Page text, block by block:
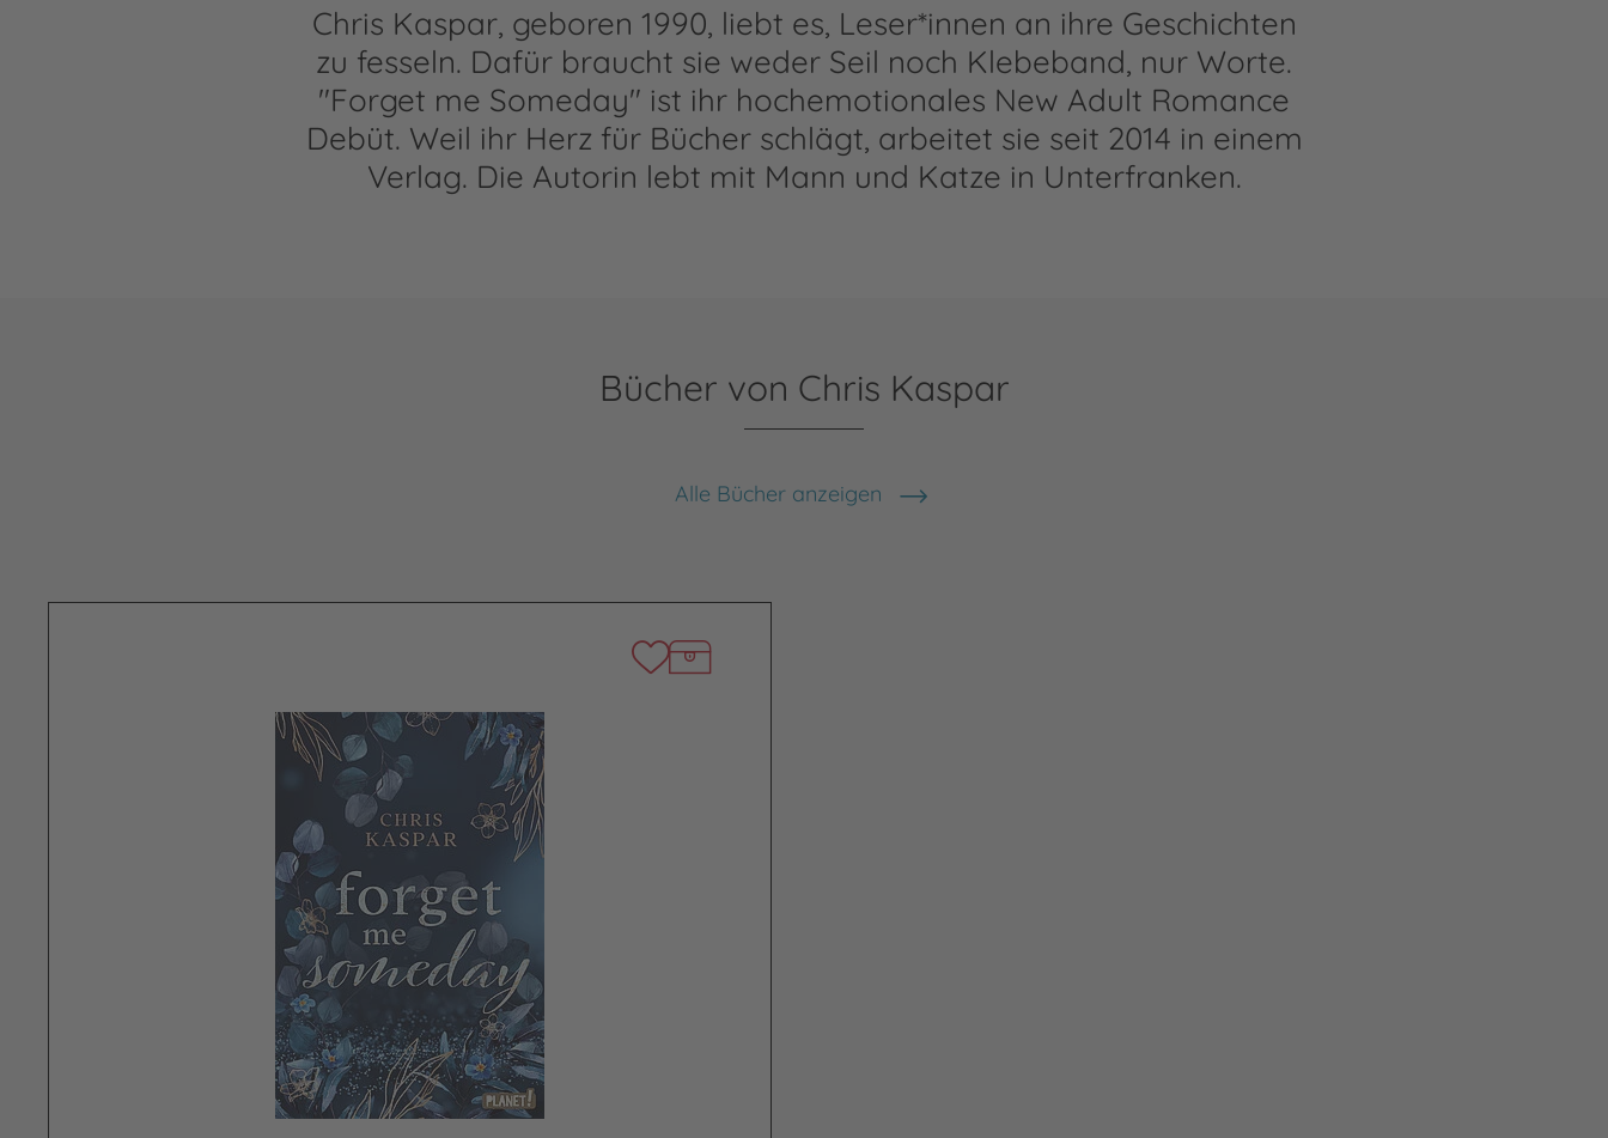
Chris Kaspar, geboren 1990, liebt es, Leser*innen an ihre Geschichten
zu fesseln. Dafür braucht sie weder Seil noch Klebeband, nur Worte.
"Forget me Someday" ist ihr hochemotionales New Adult Romance
Debüt. Weil ihr Herz für Bücher schlägt, arbeitet sie seit 2014 in einem
Verlag. Die Autorin lebt mit Mann und Katze in Unterfranken.
Bücher von Chris Kaspar
Alle Bücher anzeigen